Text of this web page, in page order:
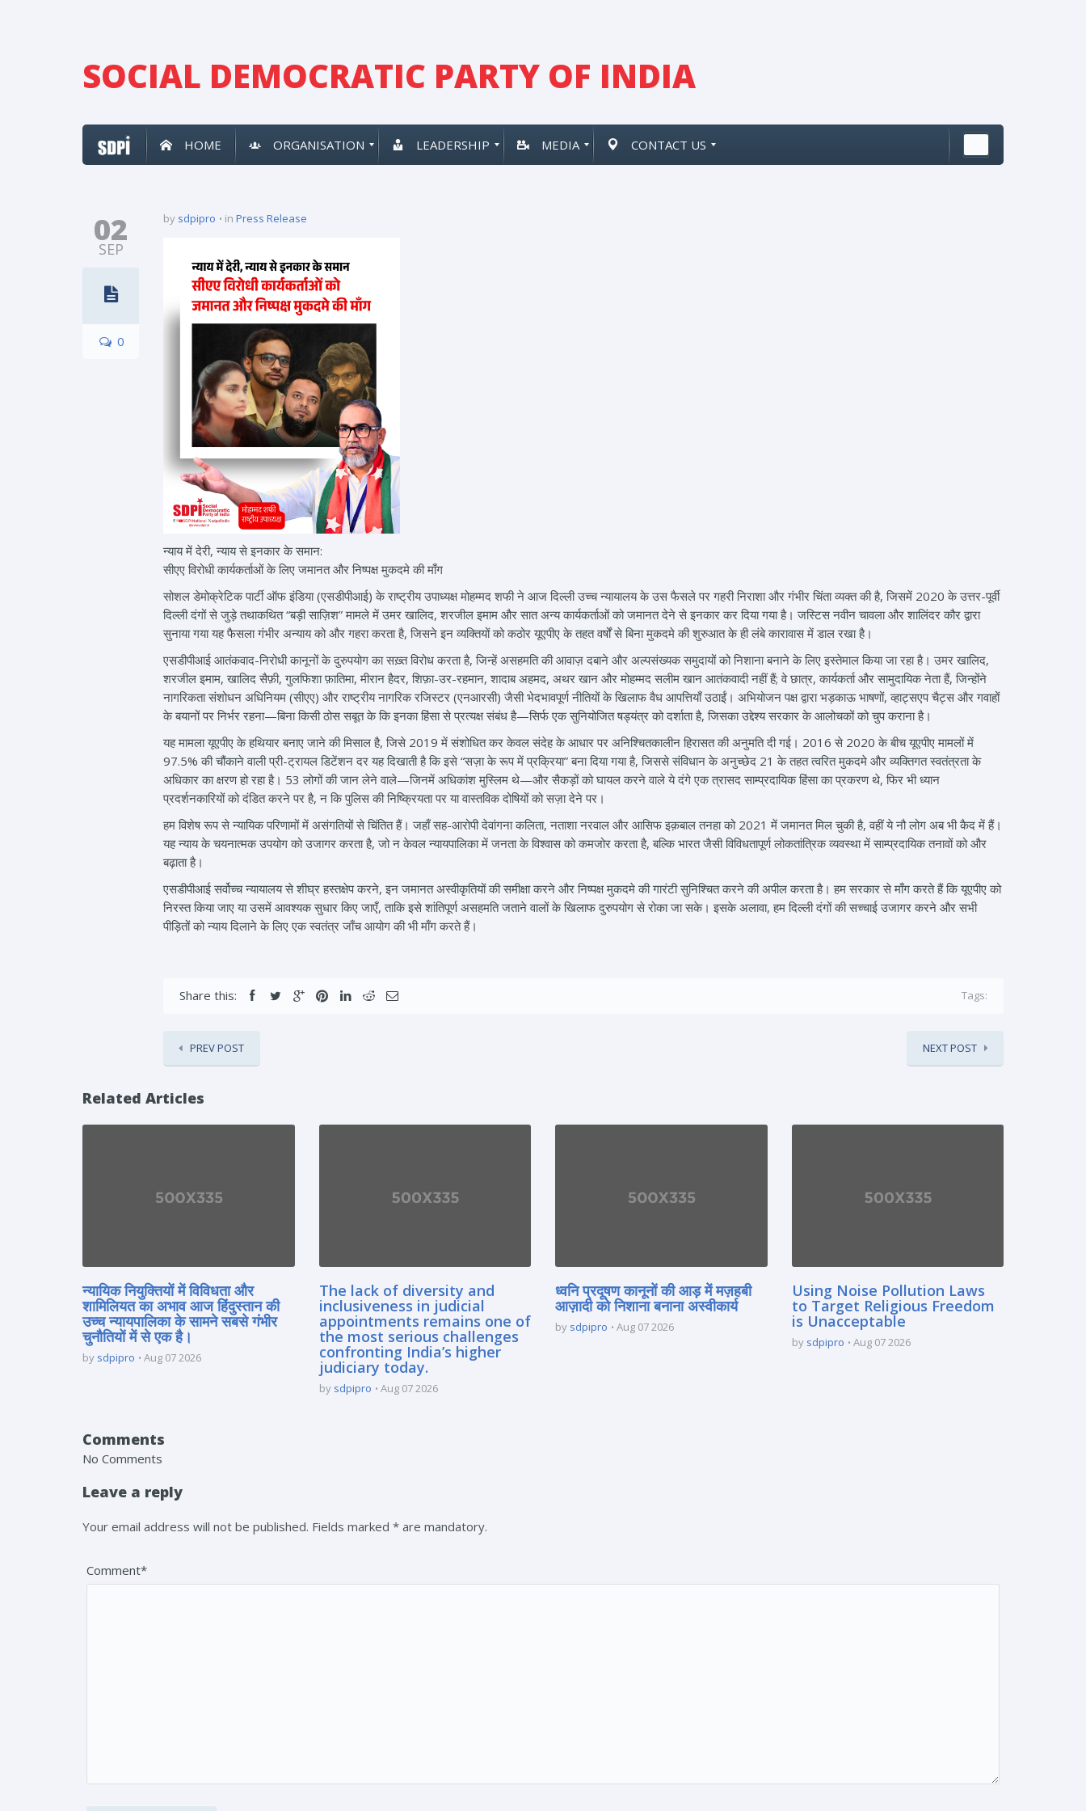
SOCIAL DEMOCRATIC PARTY OF INDIA
HOME ORGANISATION LEADERSHIP MEDIA CONTACT US
02
SEP
0
by sdpipro in Press Release
न्याय में देरी, न्याय से इनकार के समान:
सीएए विरोधी कार्यकर्ताओं के लिए जमानत और निष्पक्ष मुकदमे की माँग
सोशल डेमोक्रेटिक पार्टी ऑफ इंडिया (एसडीपीआई) के राष्ट्रीय उपाध्यक्ष मोहम्मद शफी ने आज दिल्ली उच्च न्यायालय के उस फैसले पर गहरी निराशा और गंभीर चिंता व्यक्त की है, जिसमें 2020 के उत्तर-पूर्वी
दिल्ली दंगों से जुड़े तथाकथित “बड़ी साज़िश” मामले में उमर खालिद, शरजील इमाम और सात अन्य कार्यकर्ताओं को जमानत देने से इनकार कर दिया गया है। जस्टिस नवीन चावला और शालिंदर कौर द्वारा
सुनाया गया यह फैसला गंभीर अन्याय को और गहरा करता है, जिसने इन व्यक्तियों को कठोर यूएपीए के तहत वर्षों से बिना मुकदमे की शुरुआत के ही लंबे कारावास में डाल रखा है।
एसडीपीआई आतंकवाद-निरोधी कानूनों के दुरुपयोग का सख़्त विरोध करता है, जिन्हें असहमति की आवाज़ दबाने और अल्पसंख्यक समुदायों को निशाना बनाने के लिए इस्तेमाल किया जा रहा है। उमर खालिद,
शरजील इमाम, खालिद सैफ़ी, गुलफिशा फ़ातिमा, मीरान हैदर, शिफ़ा-उर-रहमान, शादाब अहमद, अथर खान और मोहम्मद सलीम खान आतंकवादी नहीं हैं; वे छात्र, कार्यकर्ता और सामुदायिक नेता हैं, जिन्होंने
नागरिकता संशोधन अधिनियम (सीएए) और राष्ट्रीय नागरिक रजिस्टर (एनआरसी) जैसी भेदभावपूर्ण नीतियों के खिलाफ वैध आपत्तियाँ उठाईं। अभियोजन पक्ष द्वारा भड़काऊ भाषणों, व्हाट्सएप चैट्स और गवाहों
के बयानों पर निर्भर रहना—बिना किसी ठोस सबूत के कि इनका हिंसा से प्रत्यक्ष संबंध है—सिर्फ एक सुनियोजित षड्यंत्र को दर्शाता है, जिसका उद्देश्य सरकार के आलोचकों को चुप कराना है।
यह मामला यूएपीए के हथियार बनाए जाने की मिसाल है, जिसे 2019 में संशोधित कर केवल संदेह के आधार पर अनिश्चितकालीन हिरासत की अनुमति दी गई। 2016 से 2020 के बीच यूएपीए मामलों में
97.5% की चौंकाने वाली प्री-ट्रायल डिटेंशन दर यह दिखाती है कि इसे “सज़ा के रूप में प्रक्रिया” बना दिया गया है, जिससे संविधान के अनुच्छेद 21 के तहत त्वरित मुकदमे और व्यक्तिगत स्वतंत्रता के
अधिकार का क्षरण हो रहा है। 53 लोगों की जान लेने वाले—जिनमें अधिकांश मुस्लिम थे—और सैकड़ों को घायल करने वाले ये दंगे एक त्रासद साम्प्रदायिक हिंसा का प्रकरण थे, फिर भी ध्यान
प्रदर्शनकारियों को दंडित करने पर है, न कि पुलिस की निष्क्रियता पर या वास्तविक दोषियों को सज़ा देने पर।
हम विशेष रूप से न्यायिक परिणामों में असंगतियों से चिंतित हैं। जहाँ सह-आरोपी देवांगना कलिता, नताशा नरवाल और आसिफ इक़बाल तनहा को 2021 में जमानत मिल चुकी है, वहीं ये नौ लोग अब भी कैद में हैं।
यह न्याय के चयनात्मक उपयोग को उजागर करता है, जो न केवल न्यायपालिका में जनता के विश्वास को कमजोर करता है, बल्कि भारत जैसी विविधतापूर्ण लोकतांत्रिक व्यवस्था में साम्प्रदायिक तनावों को और
बढ़ाता है।
एसडीपीआई सर्वोच्च न्यायालय से शीघ्र हस्तक्षेप करने, इन जमानत अस्वीकृतियों की समीक्षा करने और निष्पक्ष मुकदमे की गारंटी सुनिश्चित करने की अपील करता है। हम सरकार से माँग करते हैं कि यूएपीए को
निरस्त किया जाए या उसमें आवश्यक सुधार किए जाएँ, ताकि इसे शांतिपूर्ण असहमति जताने वालों के खिलाफ दुरुपयोग से रोका जा सके। इसके अलावा, हम दिल्ली दंगों की सच्चाई उजागर करने और सभी
पीड़ितों को न्याय दिलाने के लिए एक स्वतंत्र जाँच आयोग की भी माँग करते हैं।
Share this: Tags:
PREV POST NEXT POST
Related Articles
न्यायिक नियुक्तियों में विविधता और
शामिलियत का अभाव आज हिंदुस्तान की
उच्च न्यायपालिका के सामने सबसे गंभीर
चुनौतियों में से एक है।
by sdpipro Aug 07 2026
The lack of diversity and
inclusiveness in judicial
appointments remains one of
the most serious challenges
confronting India’s higher
judiciary today.
by sdpipro Aug 07 2026
ध्वनि प्रदूषण कानूनों की आड़ में मज़हबी
आज़ादी को निशाना बनाना अस्वीकार्य
by sdpipro Aug 07 2026
Using Noise Pollution Laws
to Target Religious Freedom
is Unacceptable
by sdpipro Aug 07 2026
Comments
No Comments
Leave a reply
Your email address will not be published. Fields marked * are mandatory.
Comment*